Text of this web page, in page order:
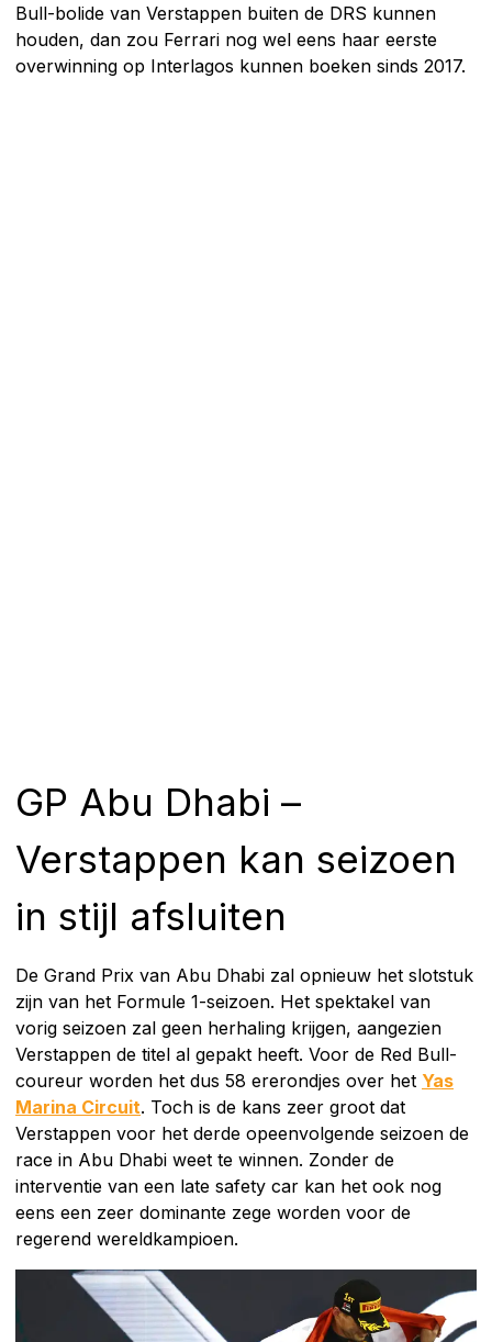
Bull-bolide van Verstappen buiten de DRS kunnen
houden, dan zou Ferrari nog wel eens haar eerste
overwinning op Interlagos kunnen boeken sinds 2017.
GP Abu Dhabi –
Verstappen kan seizoen
in stijl afsluiten
De Grand Prix van Abu Dhabi zal opnieuw het slotstuk
zijn van het Formule 1-seizoen. Het spektakel van
vorig seizoen zal geen herhaling krijgen, aangezien
Verstappen de titel al gepakt heeft. Voor de Red Bull-
coureur worden het dus 58 ererondjes over het Yas
Marina Circuit. Toch is de kans zeer groot dat
Verstappen voor het derde opeenvolgende seizoen de
race in Abu Dhabi weet te winnen. Zonder de
interventie van een late safety car kan het ook nog
eens een zeer dominante zege worden voor de
regerend wereldkampioen.